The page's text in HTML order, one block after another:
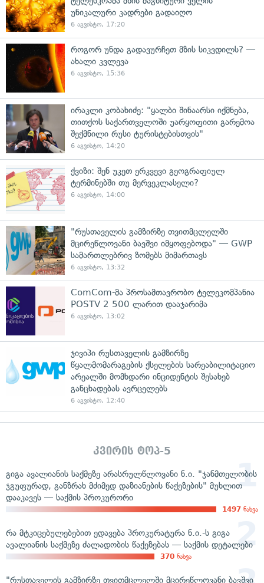
უნიკალური კადრები გადაიღო
6 აგვისტო, 17:20
როგორ უნდა გადავურჩეთ მზის სიკვდილს? —
ახალი კვლევა
6 აგვისტო, 15:36
ირაკლი კობახიძე: "ყალბი შინაარსი იქმნება,
თითქოს საქართველოში უარყოფითი გარემოა
შექმნილი რუსი ტურისტებისთვის"
6 აგვისტო, 14:20
ქვიზი: შენ უკეთ ერკვევი გეოგრაფიულ
ტერმინებში თუ მერვეკლასელი?
6 აგვისტო, 14:00
"რუსთაველის გამზირზე თვითმცლელში
მცირეწლოვანი ბავშვი იმყოფებოდა" — GWP
სამართლებრივ ზომებს მიმართავს
6 აგვისტო, 13:32
ComCom-მა პროსამთავრობო ტელეკომპანია
POSTV 2 500 ლარით დააჯარიმა
6 აგვისტო, 13:02
ჯივიპი რუსთაველის გამზირზე
წყალმომარაგების ქსელების სარეაბილიტაციო
არეალში მომხდარი ინციდენტის შესახებ
განცხადებას ავრცელებს
6 აგვისტო, 12:40
კვირის ტოპ-5
გიგა ავალიანის საქმეზე არასრულწლოვანი ნ.ი. "ჯანმთელობის
ჯგუფურად, განზრახ მძიმედ დაზიანების წაქეზების" მუხლით
დააკავეს — საქმის პროკურორი
1497 ნახვა
რა მტკიცებულებებით ედავება პროკურატურა ნ.ი.-ს გიგა
ავალიანის საქმეზე ძალადობის წაქეზებას — საქმის დეტალები
370 ნახვა
"რუსთაველის გამზირზე თვითმცლელში მცირეწლოვანი ბავშვი